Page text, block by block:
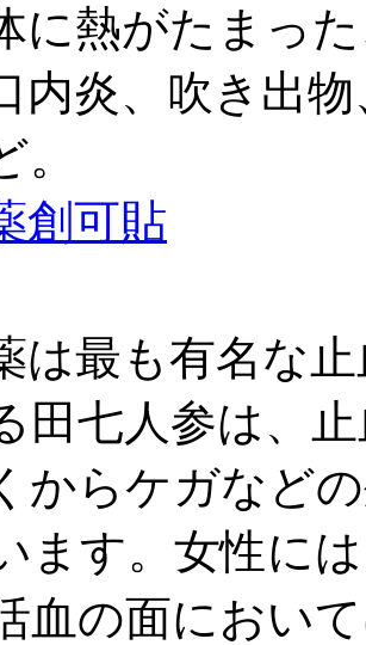
に熱がたまっ
内炎、吹き出
創可貼
は最も有名な
田七人参は、
からケガなど
ます。女性に
血の面におい